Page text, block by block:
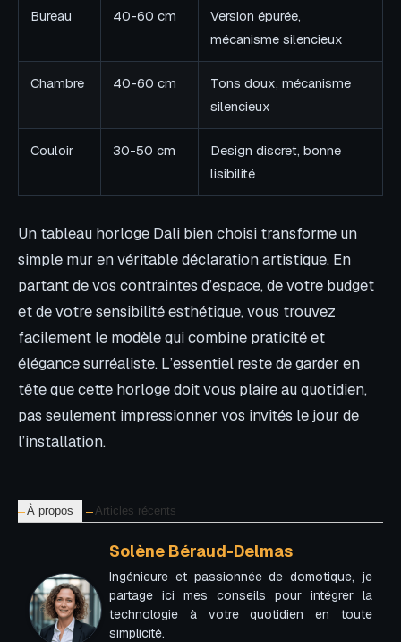
Bureau 40-60 cm
Version épurée,
mécanisme silencieux
Chambre 40-60 cm
Tons doux, mécanisme
silencieux
Couloir 30-50 cm
Design discret, bonne
lisibilité
Un tableau horloge Dali bien choisi transforme un
simple mur en véritable déclaration artistique. En
partant de vos contraintes d’espace, de votre budget
et de votre sensibilité esthétique, vous trouvez
facilement le modèle qui combine praticité et
élégance surréaliste. L’essentiel reste de garder en
tête que cette horloge doit vous plaire au quotidien,
pas seulement impressionner vos invités le jour de
l’installation.
À propos Articles récents
Solène Béraud-Delmas
Ingénieure et passionnée de domotique, je
partage ici mes conseils pour intégrer la
technologie à votre quotidien en toute
simplicité.